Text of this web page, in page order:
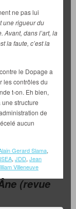
ne pas lui
une rigueur du
dans l’art, la
la faute, c’est la
le Dopage a
les contrôles du
t-on. Eh bien,
une structure
de
aucun
Gerard Slama,
, JDD, Jean
Villeneuve
(revue